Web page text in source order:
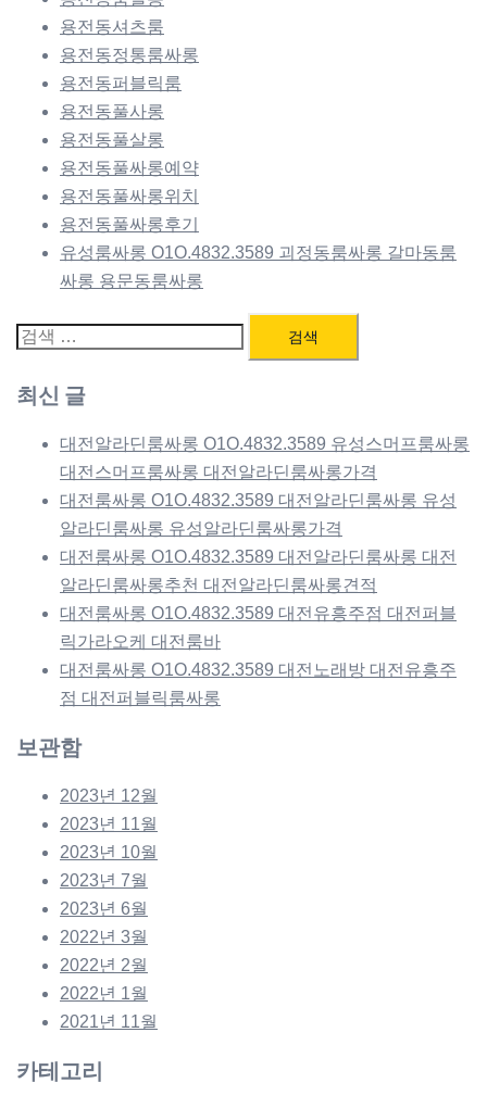
용전동셔츠룸
용전동정통룸싸롱
용전동퍼블릭룸
용전동풀사롱
용전동풀살롱
용전동풀싸롱예약
용전동풀싸롱위치
용전동풀싸롱후기
유성룸싸롱 O1O.4832.3589 괴정동룸싸롱 갈마동룸
싸롱 용문동룸싸롱
검
최신 글
대전알라딘룸싸롱 O1O.4832.3589 유성스머프룸싸롱
대전스머프룸싸롱 대전알라딘룸싸롱가격
대전룸싸롱 O1O.4832.3589 대전알라딘룸싸롱 유성
알라딘룸싸롱 유성알라딘룸싸롱가격
대전룸싸롱 O1O.4832.3589 대전알라딘룸싸롱 대전
알라딘룸싸롱추천 대전알라딘룸싸롱견적
대전룸싸롱 O1O.4832.3589 대전유흥주점 대전퍼블
릭가라오케 대전룸바
대전룸싸롱 O1O.4832.3589 대전노래방 대전유흥주
점 대전퍼블릭룸싸롱
보관함
2023년 12월
2023년 11월
2023년 10월
2023년 7월
2023년 6월
2022년 3월
2022년 2월
2022년 1월
2021년 11월
카테고리